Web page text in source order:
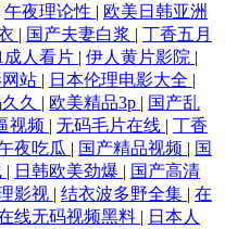
午夜理论性 | 欧美日韩亚洲
| 国产夫妻白浆 | 丁香五月
成人看片 | 伊人黄片影院 |
站 | 日本伦理电影大全 |
久 | 欧美精品3p | 国产乱
视频 | 无码毛片在线 | 丁香
夜吃瓜 | 国产精品视频 | 国
| 日韩欧美劲爆 | 国产高清
影视 | 结衣波多野全集 | 在
线无码视频黑料 | 日本人